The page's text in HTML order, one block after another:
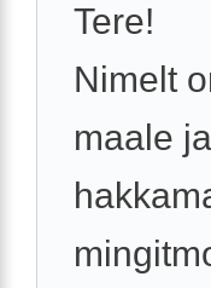
Tere!
Nimelt
maale